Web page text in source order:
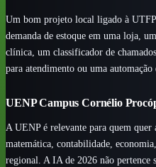
Um bom projeto local ligado à
demanda de estoque em uma loja,
clínica, um classificador de
para atendimento ou uma
UENP Campus Cornélio
A UENP é relevante para quem quer
matemática, contabilidade,
regional. A IA de 2026 não pertence